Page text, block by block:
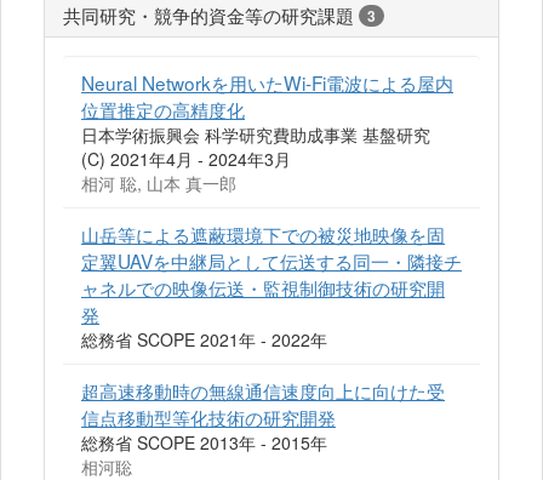
共同研究・競争的資金等の研究課題 3
Neural Networkを用いたWi-Fi電波による屋内
位置推定の高精度化
日本学術振興会 科学研究費助成事業 基盤研究
(C) 2021年4月 - 2024年3月
相河 聡, 山本 真一郎
山岳等による遮蔽環境下での被災地映像を固
定翼UAVを中継局として伝送する同一・隣接チ
ャネルでの映像伝送・監視制御技術の研究開
発
総務省 SCOPE 2021年 - 2022年
超高速移動時の無線通信速度向上に向けた受
信点移動型等化技術の研究開発
総務省 SCOPE 2013年 - 2015年
相河聡